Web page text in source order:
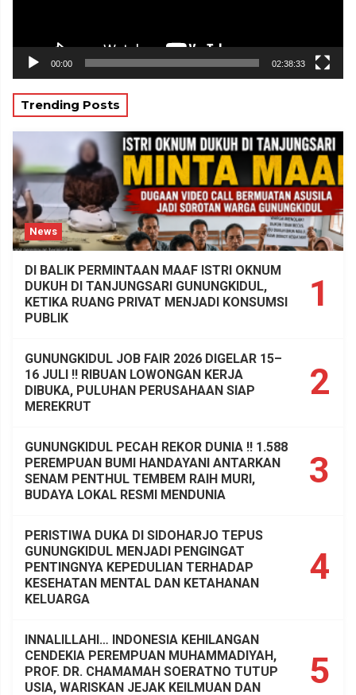
00:00 02:38:33
Trending Posts
News
1
DI BALIK PERMINTAAN MAAF ISTRI OKNUM
DUKUH DI TANJUNGSARI GUNUNGKIDUL,
KETIKA RUANG PRIVAT MENJADI KONSUMSI
PUBLIK
2
GUNUNGKIDUL JOB FAIR 2026 DIGELAR 15–
16 JULI !! RIBUAN LOWONGAN KERJA
DIBUKA, PULUHAN PERUSAHAAN SIAP
MEREKRUT
3
GUNUNGKIDUL PECAH REKOR DUNIA !! 1.588
PEREMPUAN BUMI HANDAYANI ANTARKAN
SENAM PENTHUL TEMBEM RAIH MURI,
BUDAYA LOKAL RESMI MENDUNIA
4
PERISTIWA DUKA DI SIDOHARJO TEPUS
GUNUNGKIDUL MENJADI PENGINGAT
PENTINGNYA KEPEDULIAN TERHADAP
KESEHATAN MENTAL DAN KETAHANAN
KELUARGA
5
INNALILLAHI… INDONESIA KEHILANGAN
CENDEKIA PEREMPUAN MUHAMMADIYAH,
PROF. DR. CHAMAMAH SOERATNO TUTUP
USIA, WARISKAN JEJAK KEILMUAN DAN